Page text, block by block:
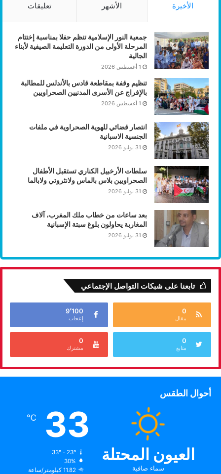
الأخيرة الأشهر تعليقات
جمعية النور الإسلامية تنظم حفلا بمناسبة إختتام
المرحلة الأولى من الدورة التعليمة الصيفية لأبناء
الجالية
1 أغسطس 2026
تنظيم وقفة بمقاطعة قادس بالأندلس للمطالبة
بالإفراج عن الأسرى المدنيين الصحراويين
1 أغسطس 2026
انتصار قضائي للهوية الصحراوية في ملفات
الجنسية الاسبانية
31 يوليو 2026
سلطات الأرخبيل الكناري تستقبل الأطفال
الصحراويين بلاس بالماس ولانثروتي ولابالما
31 يوليو 2026
بعد ساعات من خطاب ملك المغرب، آلاف
المغاربة يحاولون بلوغ سبتة الإسبانية
31 يوليو 2026
تابعنا على شبكات التواصل الإجتماعي
0
مقال
9٬100
إعجاب
0
متابع
0
مشترك
أحوال الطقس
العيون المحتلة
سماء صافية
33
℃
33º - 23º
30%
11.82 كيلومتر/ساعة